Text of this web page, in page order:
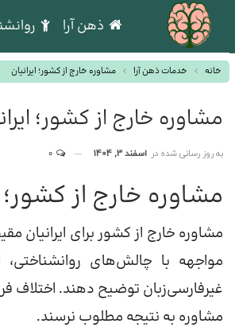
ذهن آرا
خانه خدمات ذهن آرا مشاوره خارج از کشور؛ ایرانیان
مشاوره خارج از کشور؛
به روز رسانی شده در اسفند 3, 1404
مشاوره خارج از
مشاوره خارج از کشور برای ایرانیان
مواجهه با چالش‌های
غیرفارسی‌زبان توضیح دهند. اختلاف
مشاوره به نتیجه مطلوب نرسند.